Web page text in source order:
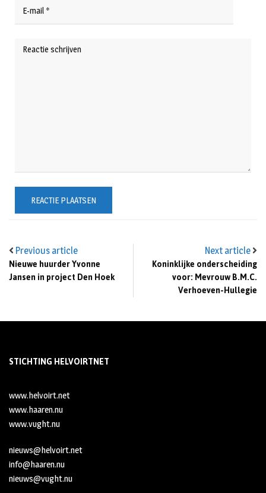
Previous article
Nieuwe huurder Yvonne
Jansen in project Den Hoek
Next article
Koninklijke onderscheiding
voor: Mevrouw B.M.C.
Verhoeven-Hullegie
STICHTING HELVOIRTNET
www.helvoirt.net
www.haaren.nu
www.vught.nu
nieuws@helvoirt.net
info@haaren.nu
nieuws@vught.nu